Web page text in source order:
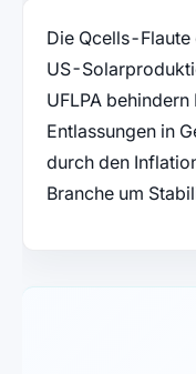
Die Qcells-
US-
UFLPA
Entlassungen in
durch den
Branche um